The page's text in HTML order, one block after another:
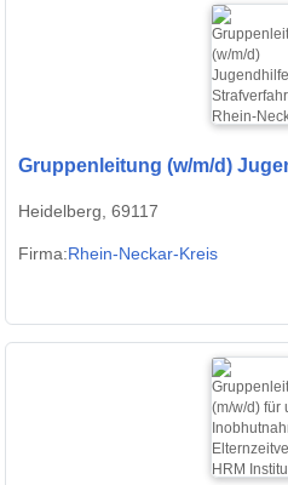
Gruppenleitung (w/m/d)
Heidelberg, 69117
Firma:Rhein-Neckar-Kreis